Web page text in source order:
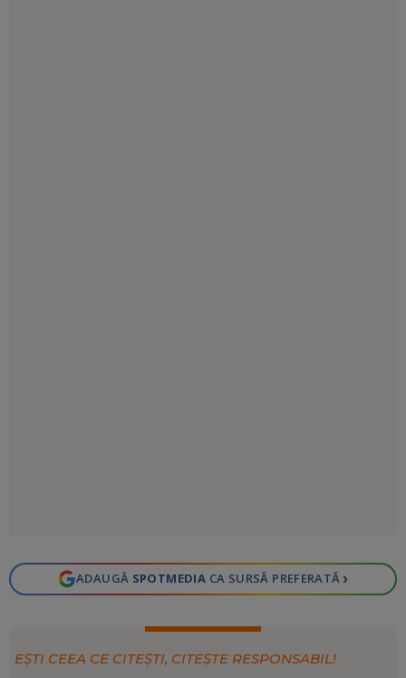
ADAUGĂ SPOTMEDIA CA SURSĂ PREFERATĂ ›
EȘTI CEEA CE CITEȘTI, CITEȘTE RESPONSABIL!